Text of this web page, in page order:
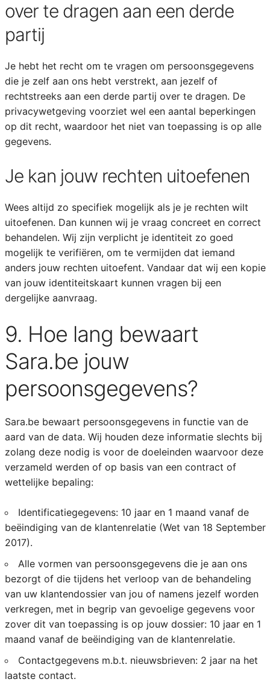
over te dragen aan een derde
partij
Je hebt het recht om te vragen om persoonsgegevens
die je zelf aan ons hebt verstrekt, aan jezelf of
rechtstreeks aan een derde partij over te dragen. De
privacywetgeving voorziet wel een aantal beperkingen
op dit recht, waardoor het niet van toepassing is op alle
gegevens.
Je kan jouw rechten uitoefenen
Wees altijd zo specifiek mogelijk als je je rechten wilt
uitoefenen. Dan kunnen wij je vraag concreet en correct
behandelen. Wij zijn verplicht je identiteit zo goed
mogelijk te verifiëren, om te vermijden dat iemand
anders jouw rechten uitoefent. Vandaar dat wij een kopie
van jouw identiteitskaart kunnen vragen bij een
dergelijke aanvraag.
9. Hoe lang bewaart
Sara.be jouw
persoonsgegevens?
Sara.be bewaart persoonsgegevens in functie van de
aard van de data. Wij houden deze informatie slechts bij
zolang deze nodig is voor de doeleinden waarvoor deze
verzameld werden of op basis van een contract of
wettelijke bepaling:
Identificatiegegevens: 10 jaar en 1 maand vanaf de
beëindiging van de klantenrelatie (Wet van 18 September
2017).
Alle vormen van persoonsgegevens die je aan ons
bezorgt of die tijdens het verloop van de behandeling
van uw klantendossier van jou of namens jezelf worden
verkregen, met in begrip van gevoelige gegevens voor
zover dit van toepassing is op jouw dossier: 10 jaar en 1
maand vanaf de beëindiging van de klantenrelatie.
Contactgegevens m.b.t. nieuwsbrieven: 2 jaar na het
laatste contact.